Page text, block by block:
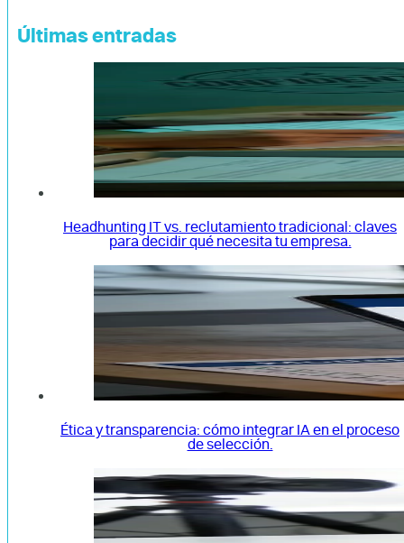
Últimas entradas
Headhunting IT vs. reclutamiento tradicional: claves
para decidir qué necesita tu empresa.
Ética y transparencia: cómo integrar IA en el proceso
de selección.